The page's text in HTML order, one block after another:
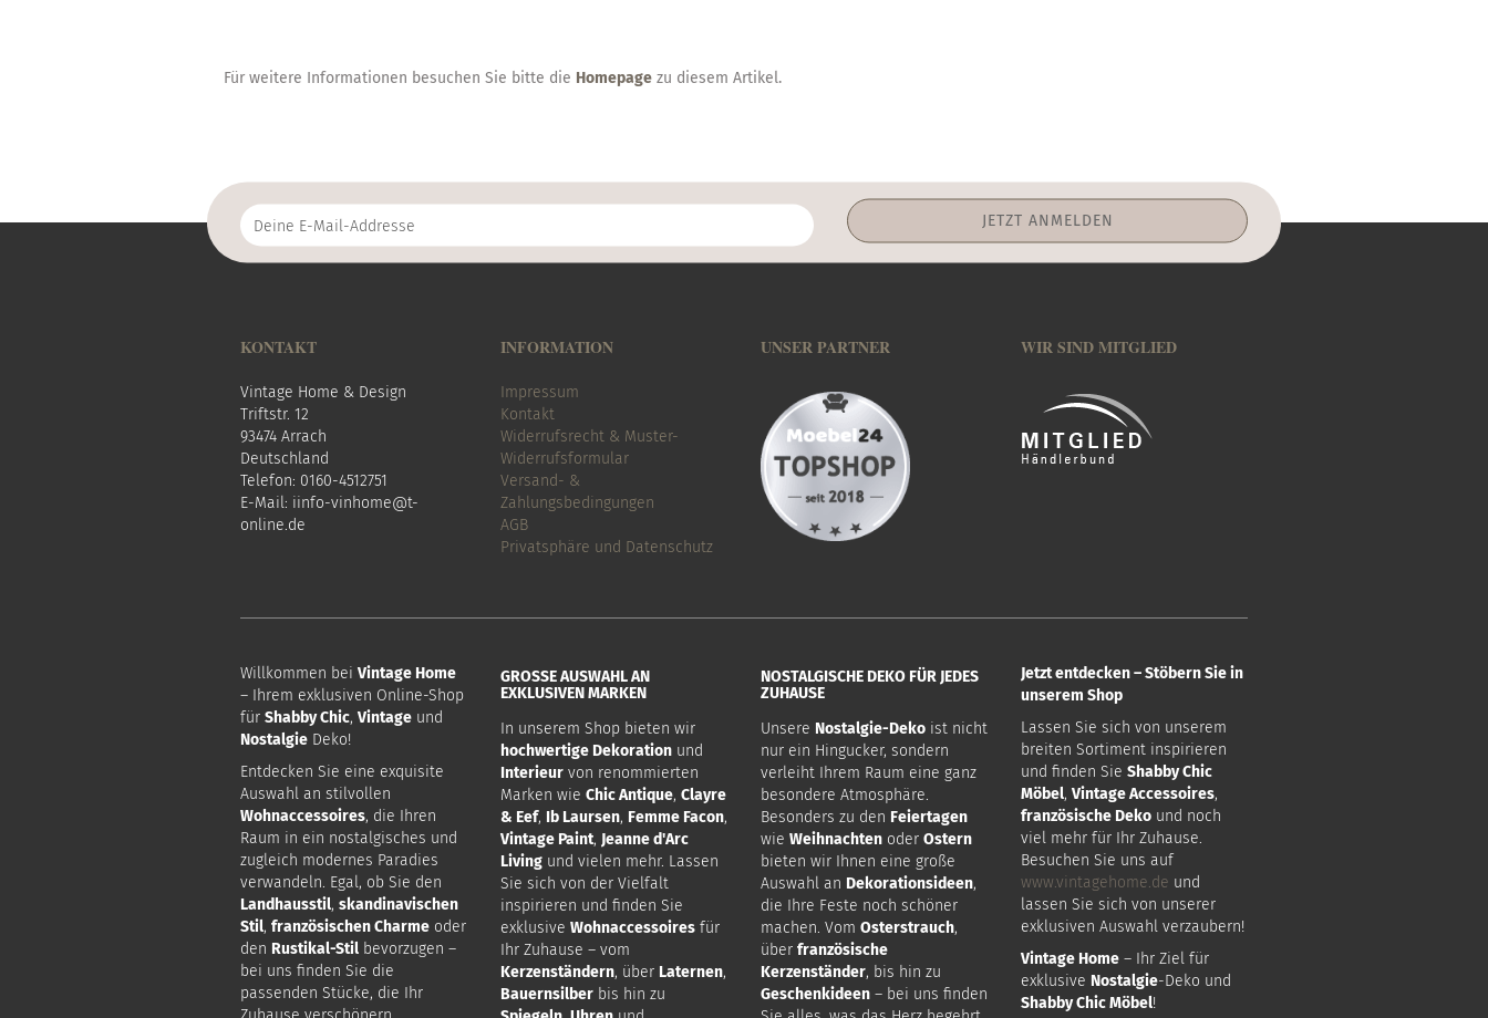
Für weitere Informationen besuchen Sie bitte die Homepage zu diesem Artikel.
Deine
E-
KONTAKT
Vintage Home & Design
Triftstr. 12
93474 Arrach
Deutschland
Telefon: 0160-4512751
E-Mail: iinfo-vinhome@t-
online.de
INFORMATION
Impressum
Kontakt
Widerrufsrecht & Muster-
Widerrufsformular
Versand- &
Zahlungsbedingungen
AGB
Privatsphäre und Datenschutz
UNSER PARTNER WIR SIND MITGLIED
Willkommen bei Vintage Home
– Ihrem exklusiven Online-Shop
für Shabby Chic, Vintage und
Nostalgie Deko!
Entdecken Sie eine exquisite
Auswahl an stilvollen
Wohnaccessoires, die Ihren
Raum in ein nostalgisches und
zugleich modernes Paradies
verwandeln. Egal, ob Sie den
Landhausstil, skandinavischen
Stil, französischen Charme oder
den Rustikal-Stil bevorzugen –
bei uns finden Sie die
passenden Stücke, die Ihr
GROSSE AUSWAHL AN E
XKLUSIVEN MARKEN
In unserem Shop bieten wir
hochwertige Dekoration und
Interieur von renommierten
Marken wie Chic Antique, Clayre
& Eef, Ib Laursen, Femme Facon,
Vintage Paint, Jeanne d'Arc
Living und vielen mehr. Lassen
Sie sich von der Vielfalt
inspirieren und finden Sie
exklusive Wohnaccessoires für
Ihr Zuhause – vom
Kerzenständern, über Laternen,
Bauernsilber bis hin zu
NOSTALGISCHE DEKO FÜR JEDES
ZUHAUSE
Unsere Nostalgie-Deko ist nicht
nur ein Hingucker, sondern
verleiht Ihrem Raum eine ganz
besondere Atmosphäre.
Besonders zu den Feiertagen
wie Weihnachten oder Ostern
bieten wir Ihnen eine große
Auswahl an Dekorationsideen,
die Ihre Feste noch schöner
machen. Vom Osterstrauch,
über französische
Kerzenständer, bis hin zu
Geschenkideen – bei uns finden
Jetzt entdecken – Stöbern Sie in
unserem Shop
Lassen Sie sich von unserem
breiten Sortiment inspirieren
und finden Sie Shabby Chic
Möbel, Vintage Accessoires,
französische Deko und noch
viel mehr für Ihr Zuhause.
Besuchen Sie uns auf
www.vintagehome.de und
lassen Sie sich von unserer
exklusiven Auswahl verzaubern!
Vintage Home – Ihr Ziel für
exklusive Nostalgie-Deko und
Shabby Chic Möbel!